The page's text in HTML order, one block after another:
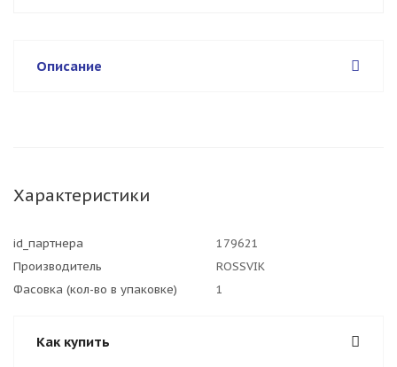
Описание
Характеристики
id_партнера
179621
Производитель
ROSSVIK
Фасовка (кол-во в упаковке)
1
Как купить